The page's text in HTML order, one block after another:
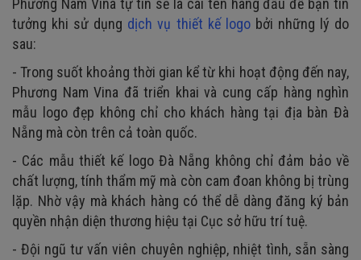
Phương Nam Vina tự tin sẽ là cái tên hàng đầu để bạn tin
tưởng khi sử dụng dịch vụ thiết kế logobởi những lý do
sau:
- Trong suốt khoảng thời gian kể từ khi hoạt động đến nay,
Phương Nam Vina đã triển khai và cung cấp hàng nghìn
mẫu logo đẹp không chỉ cho khách hàng tại địa bàn Đà
Nẵng mà còn trên cả toàn quốc.
- Các mẫu thiết kế logo Đà Nẵng không chỉ đảm bảo về
chất lượng, tính thẩm mỹ mà còn cam đoan không bị trùng
lặp. Nhờ vậy mà khách hàng có thể dễ dàng đăng ký bản
quyền nhận diện thương hiệu tại Cục sở hữu trí tuệ.
- Đội ngũ tư vấn viên chuyên nghiệp, nhiệt tình, sẵn sàng